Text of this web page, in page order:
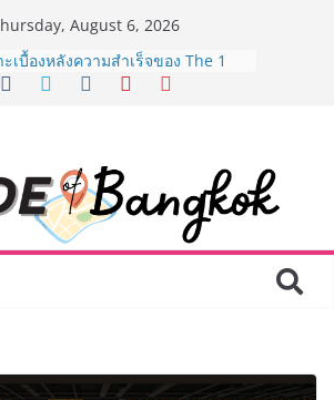
August 6, 2026
งแรกของไทย ส่งอุปกรณ์วิทยาศาสตร์
7 MATCH” ฝีมือคนไทย ร่วมภารกิจ
รวจดวงจันทร์ 24 สิงหาคมนี้
driven Loyalty พลิก
ะสบการณ์” สู่แรงขับเคลื่อนการใช้
ผสาน Ecosystem ที่แข็งแกร่งของ
มเซ็นทรัล สร้างยอดขายสูงสุดในรอบ
เดินหน้าจัดกิจกรรมเจรจาธุรกิจ
TRADE CONNECT 2026” ยก